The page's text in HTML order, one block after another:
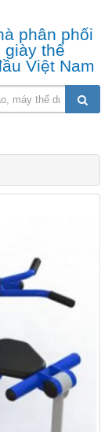
phân phối
giày thể
Việt Nam